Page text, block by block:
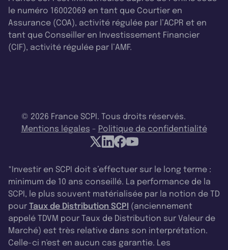
le numéro 16002069 en tant que Courtier en
Assurance (COA), activité régulée par l’ACPR et en
tant que Conseiller en Investissement Financier
(CIF), activité régulée par l’AMF.
© 2026 France SCPI. Tous droits réservés.
Mentions légales - Politique de confidentialité
*Investir en SCPI doit s’effectuer sur le long terme :
minimum de 10 ans conseillé. La performance de la
SCPI, le plus souvent matérialisée par la notion de TD
pour Taux de Distribution SCPI (anciennement
appelé TDVM pour Taux de Distribution sur Valeur de
Marché) est très relative dans son interprétation.
Celle-ci n'est en aucun cas garantie. Les